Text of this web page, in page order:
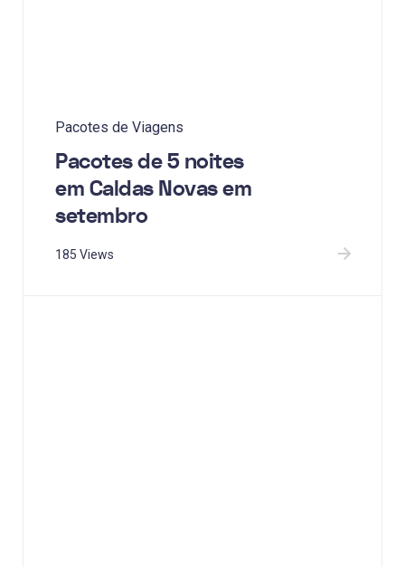
Pacotes de Viagens
Pacotes de 5 noites
em Caldas Novas em
setembro
185 Views